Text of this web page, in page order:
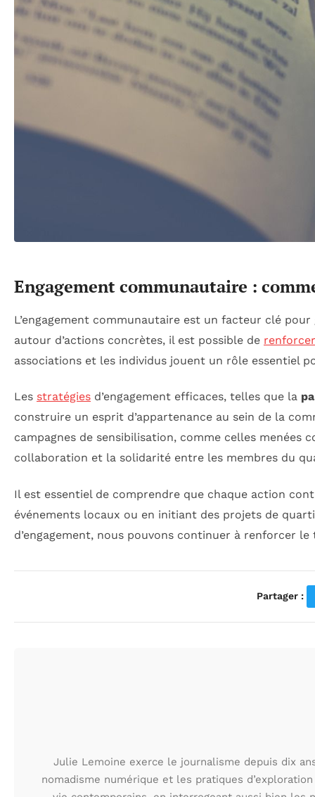
Engagement communautaire :
L’engagement communautaire est un facteur clé
autour d’actions concrètes, il est possible de
associations et les individus jouent un rôle essentiel
Les stratégies d’engagement efficaces, telles que la
construire un esprit d’appartenance au sein de la
campagnes de sensibilisation, comme celles menées
collaboration et la solidarité entre les membres du
Il est essentiel de comprendre que chaque action
événements locaux ou en initiant des projets de
d’engagement, nous pouvons continuer à renforcer
Partager :
Julie Lemoine exerce le journalisme depuis dix
nomadisme numérique et les pratiques